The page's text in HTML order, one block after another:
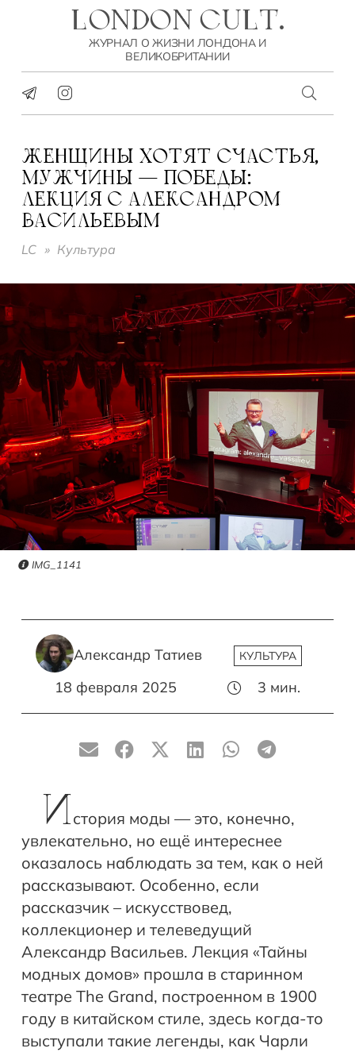
LONDON CULT.
ЖУРНАЛ О ЖИЗНИ ЛОНДОНА И
ВЕЛИКОБРИТАНИИ
ЖЕНЩИНЫ ХОТЯТ СЧАСТЬЯ,
МУЖЧИНЫ — ПОБЕДЫ:
ЛЕКЦИЯ С АЛЕКСАНДРОМ
ВАСИЛЬЕВЫМ
LC » Культура
IMG_1141
Александр Татиев КУЛЬТУРА
18 февраля 2025 3 мин.
История моды — это, конечно,
увлекательно, но ещё интереснее
оказалось наблюдать за тем, как о ней
рассказывают. Особенно, если
рассказчик – искусствовед,
коллекционер и телеведущий
Александр Васильев. Лекция «Тайны
модных домов» прошла в старинном
театре The Grand, построенном в 1900
году в китайском стиле, здесь когда-то
выступали такие легенды, как Чарли